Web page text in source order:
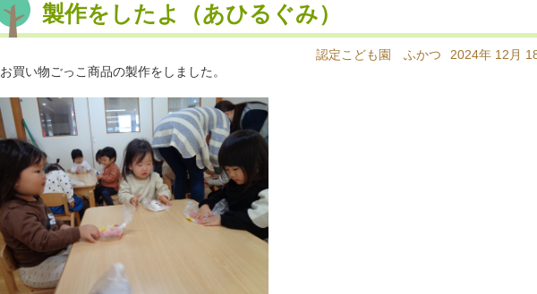
製作をしたよ（あひるぐみ）
2024年 12月
認定こども園 ふかつ
お買い物ごっこ商品の製作をしました。